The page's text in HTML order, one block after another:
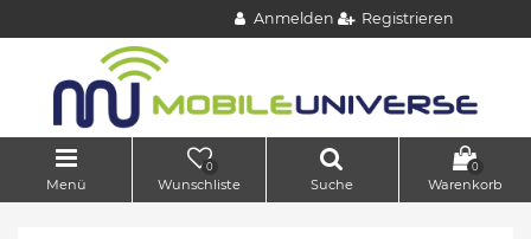
Anmelden Registrieren
Menü
0
Wunschliste Suche
0
Warenkorb